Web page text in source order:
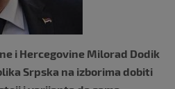
i Hercegovine Milorad Dodik
Srpska na izborima dobiti